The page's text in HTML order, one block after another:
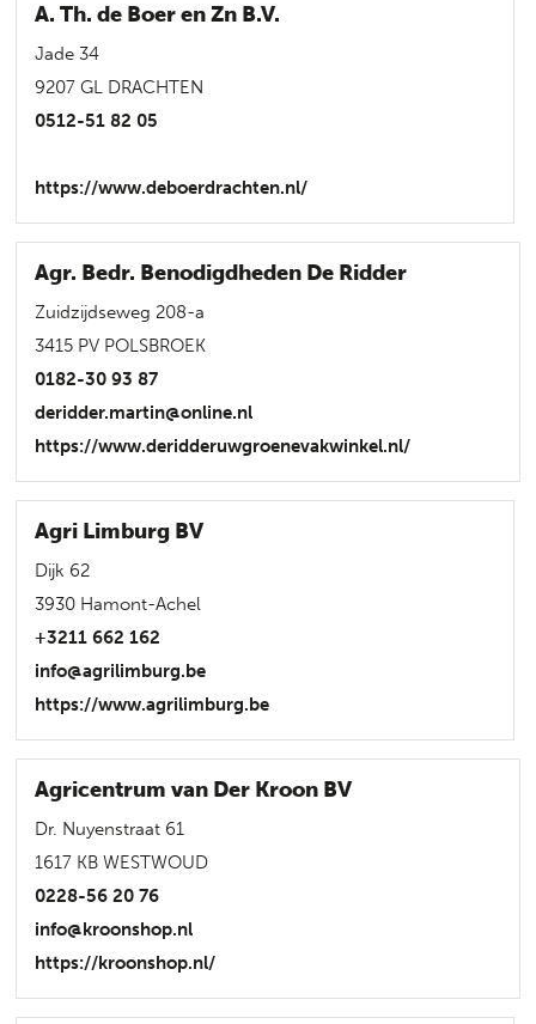
A. Th. de Boer en Zn B.V.
Jade 34
9207 GL DRACHTEN
0512-51 82 05
https://www.deboerdrachten.nl/
Agr. Bedr. Benodigdheden De Ridder
Zuidzijdseweg 208-a
3415 PV POLSBROEK
0182-30 93 87
deridder.martin@online.nl
https://www.deridderuwgroenevakwinkel.nl/
Agri Limburg BV
Dijk 62
3930 Hamont-Achel
+3211 662 162
info@agrilimburg.be
https://www.agrilimburg.be
Agricentrum van Der Kroon BV
Dr. Nuyenstraat 61
1617 KB WESTWOUD
0228-56 20 76
info@kroonshop.nl
https://kroonshop.nl/